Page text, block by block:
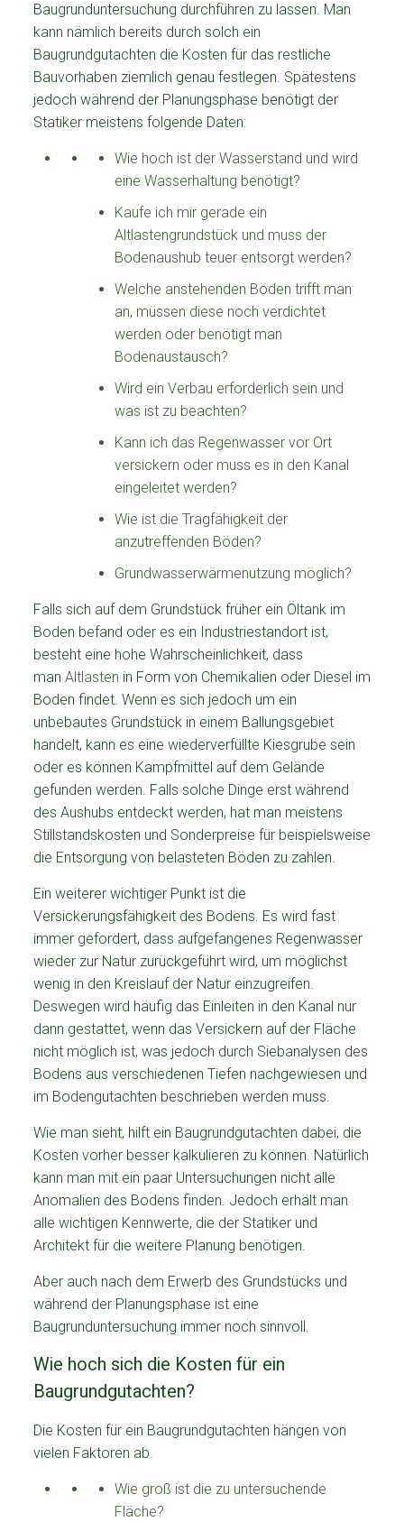
Baugrunduntersuchung durchführen zu lassen. Man
kann nämlich bereits durch solch ein
Baugrundgutachten die Kosten für das restliche
Bauvorhaben ziemlich genau festlegen. Spätestens
jedoch während der Planungsphase benötigt der
Statiker meistens folgende Daten:
Wie hoch ist der Wasserstand und wird
eine Wasserhaltung benötigt?
Kaufe ich mir gerade ein
Altlastengrundstück und muss der
Bodenaushub teuer entsorgt werden?
Welche anstehenden Böden trifft man
an, müssen diese noch verdichtet
werden oder benötigt man
Bodenaustausch?
Wird ein Verbau erforderlich sein und
was ist zu beachten?
Kann ich das Regenwasser vor Ort
versickern oder muss es in den Kanal
eingeleitet werden?
Wie ist die Tragfähigkeit der
anzutreffenden Böden?
Grundwasserwärmenutzung möglich?
Falls sich auf dem Grundstück früher ein Öltank im
Boden befand oder es ein Industriestandort ist,
besteht eine hohe Wahrscheinlichkeit, dass
man Altlasten in Form von Chemikalien oder Diesel im
Boden findet. Wenn es sich jedoch um ein
unbebautes Grundstück in einem Ballungsgebiet
handelt, kann es eine wiederverfüllte Kiesgrube sein
oder es können Kampfmittel auf dem Gelände
gefunden werden. Falls solche Dinge erst während
des Aushubs entdeckt werden, hat man meistens
Stillstandskosten und Sonderpreise für beispielsweise
die Entsorgung von belasteten Böden zu zahlen.
Ein weiterer wichtiger Punkt ist die
Versickerungsfähigkeit des Bodens. Es wird fast
immer gefordert, dass aufgefangenes Regenwasser
wieder zur Natur zurückgeführt wird, um möglichst
wenig in den Kreislauf der Natur einzugreifen.
Deswegen wird häufig das Einleiten in den Kanal nur
dann gestattet, wenn das Versickern auf der Fläche
nicht möglich ist, was jedoch durch Siebanalysen des
Bodens aus verschiedenen Tiefen nachgewiesen und
im Bodengutachten beschrieben werden muss.
Wie man sieht, hilft ein Baugrundgutachten dabei, die
Kosten vorher besser kalkulieren zu können. Natürlich
kann man mit ein paar Untersuchungen nicht alle
Anomalien des Bodens finden. Jedoch erhält man
alle wichtigen Kennwerte, die der Statiker und
Architekt für die weitere Planung benötigen.
Aber auch nach dem Erwerb des Grundstücks und
während der Planungsphase ist eine
Baugrunduntersuchung immer noch sinnvoll.
Wie hoch sich die Kosten für ein
Baugrundgutachten?
Die Kosten für ein Baugrundgutachten hängen von
vielen Faktoren ab.
Wie groß ist die zu untersuchende
Fläche?